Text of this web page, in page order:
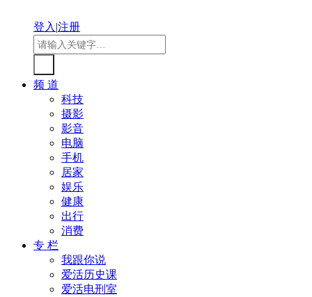
登入|注册
频 道
科技
摄影
影音
电脑
手机
居家
娱乐
健康
出行
消费
专 栏
我跟你说
爱活历史课
爱活电刑室